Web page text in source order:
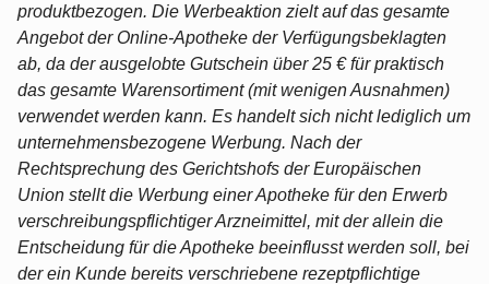
produktbezogen. Die Werbeaktion zielt auf das gesamte
Angebot der Online-Apotheke der Verfügungsbeklagten
ab, da der ausgelobte Gutschein über 25 € für praktisch
das gesamte Warensortiment (mit wenigen Ausnahmen)
verwendet werden kann. Es handelt sich nicht lediglich um
unternehmensbezogene Werbung. Nach der
Rechtsprechung des Gerichtshofs der Europäischen
Union stellt die Werbung einer Apotheke für den Erwerb
verschreibungspflichtiger Arzneimittel, mit der allein die
Entscheidung für die Apotheke beeinflusst werden soll, bei
der ein Kunde bereits verschriebene rezeptpflichtige